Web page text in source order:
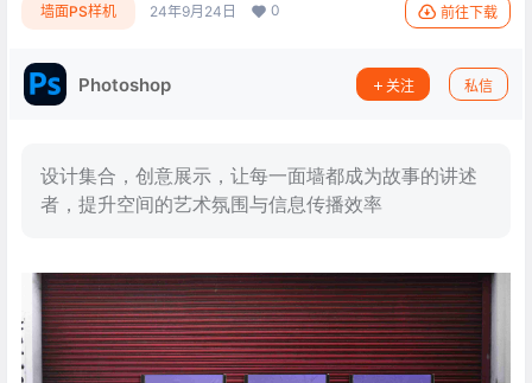
墙面PS样机 24年9月24日 0 前往下载
Photoshop 关注 私信
设计集合，创意展示，让每一面墙都成为故事的讲述
者，提升空间的艺术氛围与信息传播效率